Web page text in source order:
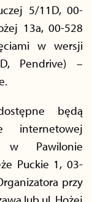
5/11D, 00-
13a, 00-528
w wersji
Pendrive) –
będą
w Pawilonie
Puckie 1, 03-
przy